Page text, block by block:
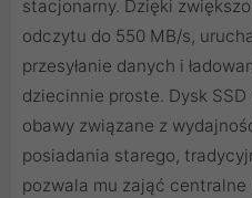
stacjonarny. Dzięki
odczytu do 550 MB/s,
przesyłanie danych i
dziecinnie proste. Dysk
obawy związane z
posiadania starego,
pozwala mu zająć centralne